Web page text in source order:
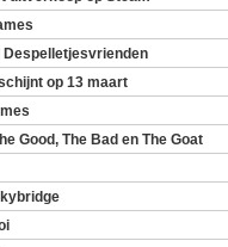
Despelletjesvrienden
op 13 maart
Good, The Bad en The Goat